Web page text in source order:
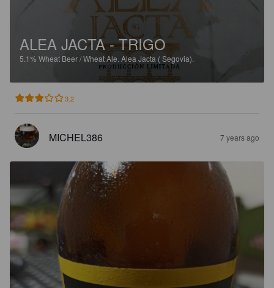
ALEA JACTA - TRIGO
5.1% Wheat Beer / Wheat Ale. Alea Jacta ( Segovia).
3.2
MICHEL386 7 years ago